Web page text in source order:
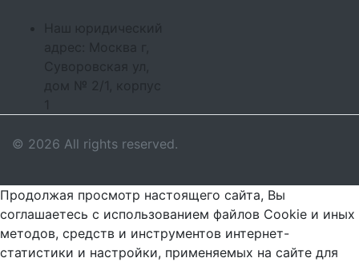
Наш юридический
адрес: Москва г,
Суворовская ул,
дом № 2/1, корпус
© 2026 All rights reserved.
Продолжая просмотр настоящего сайта, Вы
соглашаетесь с использованием файлов Cookie и иных
методов, средств и инструментов интернет-
статистики и настройки, применяемых на сайте для